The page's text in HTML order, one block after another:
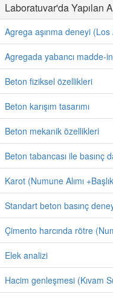
Laboratuvar'da Yapılan
Agrega aşınma deneyi (Los
Agregada yabancı madde-
Beton fiziksel özellikleri
Beton karışım tasarımı
Beton mekanik özellikleri
Beton tabancası ile basınç
Karot (Numune Alımı
Standart beton basınç
Çimento harcında rötre
Elek analizi
Hacim genleşmesi (Kıvam